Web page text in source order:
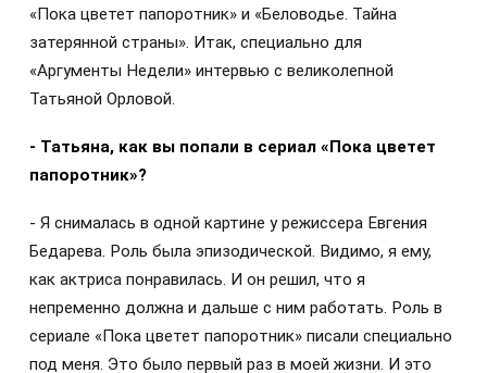
«Пока цветет папоротник» и «Беловодье. Тайна
затерянной страны». Итак, специально для
«Аргументы Недели» интервью с великолепной
Татьяной Орловой.
- Татьяна, как вы попали в сериал «Пока цветет
папоротник»?
- Я снималась в одной картине у режиссера Евгения
Бедарева. Роль была эпизодической. Видимо, я ему,
как актриса понравилась. И он решил, что я
непременно должна и дальше с ним работать. Роль в
сериале «Пока цветет папоротник» писали специально
под меня. Это было первый раз в моей жизни. И это